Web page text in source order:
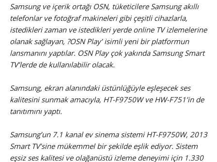
Samsung ve içerik ortağı OSN, tüketicilere Samsung akıllı
telefonlar ve fotoğraf makineleri gibi çeşitli cihazlarla,
istedikleri zaman ve istedikleri yerde online TV izlemelerine
olanak sağlayan, ?OSN Play’ isimli yeni bir platformun
lansmanını yaptılar. OSN Play çok yakında Samsung Smart
TV’lerde de kullanılabilir olacak.
Samsung, ekran alanındaki üstünlüğüyle eşleşecek ses
kalitesini sunmak amacıyla, HT-F9750W ve HW-F751’in de
tanıtımını yaptı.
Samsung’un 7.1 kanal ev sinema sistemi HT-F9750W, 2013
Smart TV’sine mükemmel bir şekilde eşlik ediyor. Sistem
eşsiz ses kalitesi ve olağanüstü izleme deneyimi için 1.330